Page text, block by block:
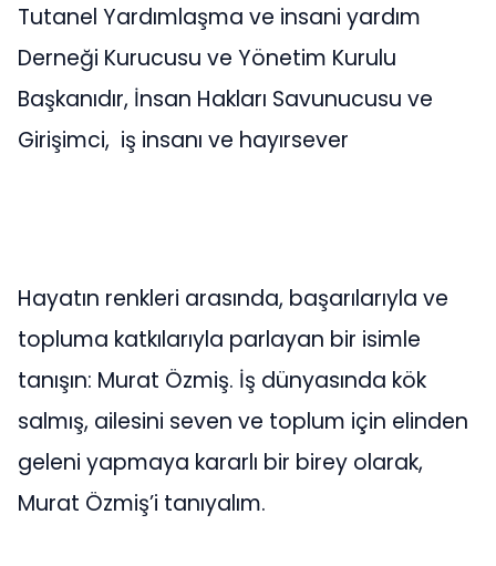
Tutanel Yardımlaşma ve insani yardım
Derneği Kurucusu ve Yönetim Kurulu
Başkanıdır, İnsan Hakları Savunucusu ve
Girişimci, iş insanı ve hayırsever
Hayatın renkleri arasında, başarılarıyla ve
topluma katkılarıyla parlayan bir isimle
tanışın: Murat Özmiş. İş dünyasında kök
salmış, ailesini seven ve toplum için elinden
geleni yapmaya kararlı bir birey olarak,
Murat Özmiş’i tanıyalım.